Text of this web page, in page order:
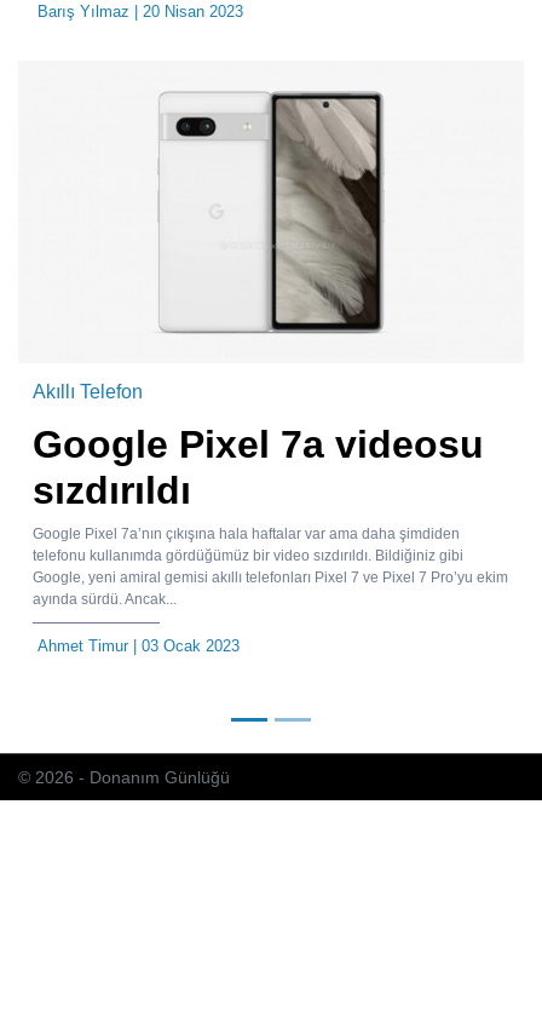
Barış Yılmaz | 20 Nisan 2023
Akıllı Telefon
Google Pixel 7a videosu
sızdırıldı
Google Pixel 7a’nın çıkışına hala haftalar var ama daha şimdiden
telefonu kullanımda gördüğümüz bir video sızdırıldı. Bildiğiniz gibi
Google, yeni amiral gemisi akıllı telefonları Pixel 7 ve Pixel 7 Pro’yu ekim
ayında sürdü. Ancak...
Ahmet Timur| 03 Ocak 2023
© 2026 - Donanım Günlüğü